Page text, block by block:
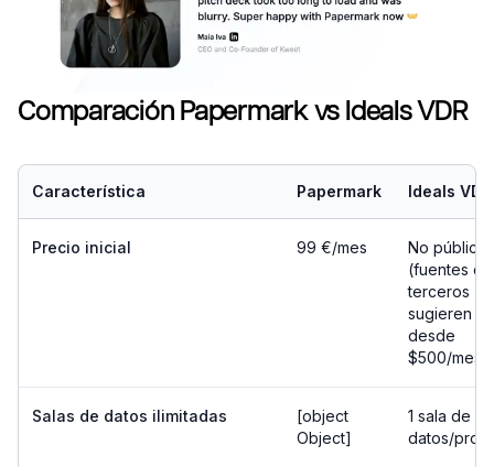
Comparación Papermark vs Ideals VDR
Característica Papermark Ideals VDR
Precio inicial 99 €/mes
No público
(fuentes de
terceros
sugieren
desde
$500/mes)
Salas de datos ilimitadas
[object
Object]
1 sala de
datos/